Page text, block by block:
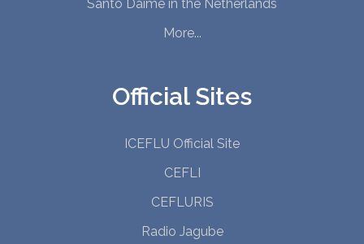
Santo Daime in the Netherlands
More...
Official Sites
ICEFLU Official Site
CEFLI
CEFLURIS
Radio Jagube